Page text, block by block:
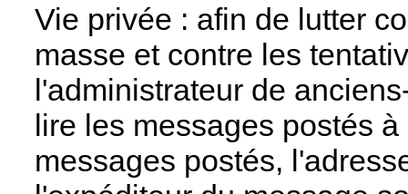
Vie privée : afin de lutter
masse et contre les
l'administrateur de
lire les messages postés
messages postés,